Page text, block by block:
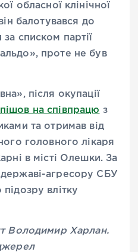
обласної клінічної
балотувався до
списком партії
проте не був
після окупації
пішов на співпрацю з
та отримав від
головного лікаря
в місті Олешки. За
агресору СБУ
влітку
Володимир Харлан.